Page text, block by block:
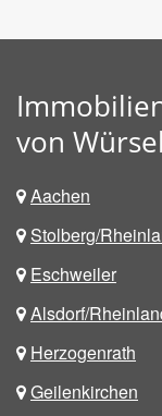
von
Aachen
Stolberg/
Eschweiler
Alsdorf/
Herzogenrath
Geilenkirchen